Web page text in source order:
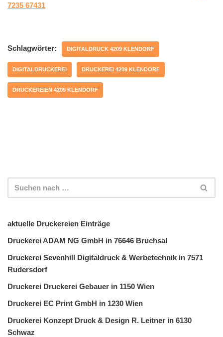
7235 67431
Schlagwörter: DIGITALDRUCK 4209 KLENDORF
DIGITALDRUCKEREI DRUCKEREI 4209 KLENDORF
DRUCKEREIEN 4209 KLENDORF
aktuelle Druckereien Einträge
Druckerei ADAM NG GmbH in 76646 Bruchsal
Druckerei Sevenhill Digitaldruck & Werbetechnik in 7571
Rudersdorf
Druckerei Druckerei Gebauer in 1150 Wien
Druckerei EC Print GmbH in 1230 Wien
Druckerei Konzept Druck & Design R. Leitner in 6130
Schwaz